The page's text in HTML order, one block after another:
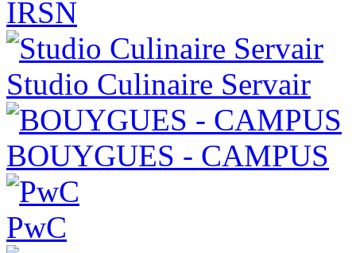
IRSN
Studio Culinaire Servair
BOUYGUES - CAMPUS
PwC